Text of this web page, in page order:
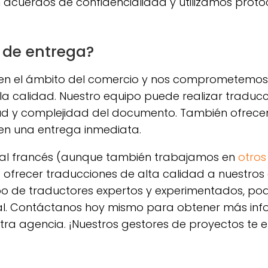
entrega?
el ámbito del comercio y nos
calidad. Nuestro equipo puede realizar
y complejidad del documento. También
una entrega inmediata.
al francés (aunque también trabajamos en
traducciones de alta calidad a nuestros
de traductores expertos y experimentados,
Contáctanos hoy mismo para obtener más
agencia. ¡Nuestros gestores de proyectos te